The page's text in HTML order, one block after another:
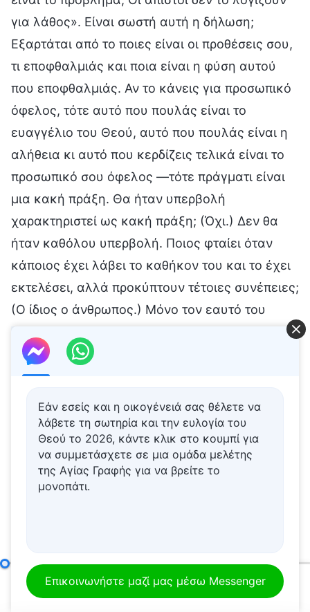
Εάν εσείς και η οικογένειά σας θέλετε να
λάβετε τη σωτηρία και την ευλογία του
Θεού το 2026, κάντε κλικ στο κουμπί για
να συμμετάσχετε σε μια ομάδα μελέτης
της Αγίας Γραφής για να βρείτε το
μονοπάτι.
Επικοινωνήστε μαζί μας μέσω Messenger